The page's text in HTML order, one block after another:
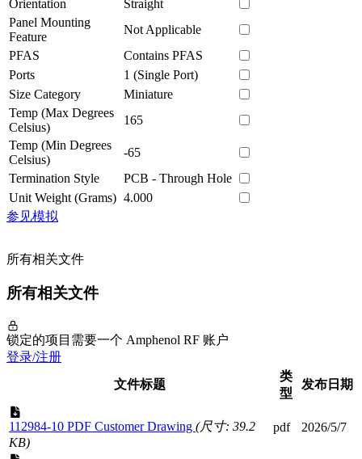
Orientation
Straight
Panel Mounting
Feature
Not Applicable
PFAS
Contains PFAS
Ports
1 (Single Port)
Size Category
Miniature
Temp (Max Degrees
Celsius)
165
Temp (Min Degrees
Celsius)
-65
Termination Style
PCB - Through Hole
Unit Weight (Grams) 4.000
参见模拟
所有相关文件
所有相关文件
锁定的项目需要一个 Amphenol RF 账户
登录/注册
文件标题
类
型
发布日期
112984-10 PDF Customer Drawing (尺寸: 39.2
KB)
pdf 2026/5/7